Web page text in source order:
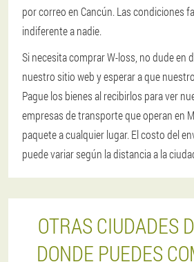
por correo en Cancún. Las condiciones
indiferente a nadie.
Si necesita comprar W-loss, no dude en
nuestro sitio web y esperar a que
Pague los bienes al recibirlos para ver
empresas de transporte que operan en
paquete a cualquier lugar. El costo del
puede variar según la distancia a la
OTRAS CIUDADES
DONDE PUEDES